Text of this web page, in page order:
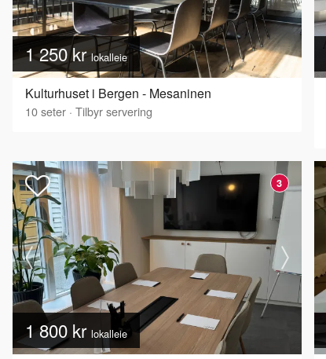
1 250 krlokalleie
Kulturhuset i Bergen - Mesaninen
10seter · Tilbyr servering
3
1 800 kr lokalleie